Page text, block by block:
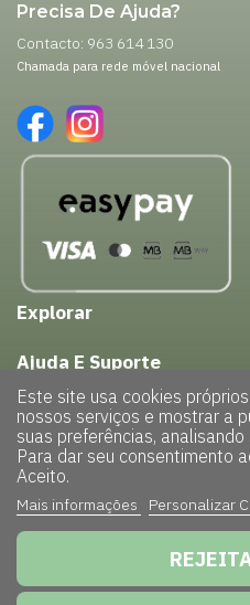
Precisa De Ajuda?
Contacto: 963 614 130
Chamada para rede móvel nacional
Explorar
Ajuda E Suporte
Este site usa cookies
nossos serviços e mostrar a
suas preferências,
Para dar seu consentimento
Aceito.
Mais informações Personalizar
Copyright © 2022 –